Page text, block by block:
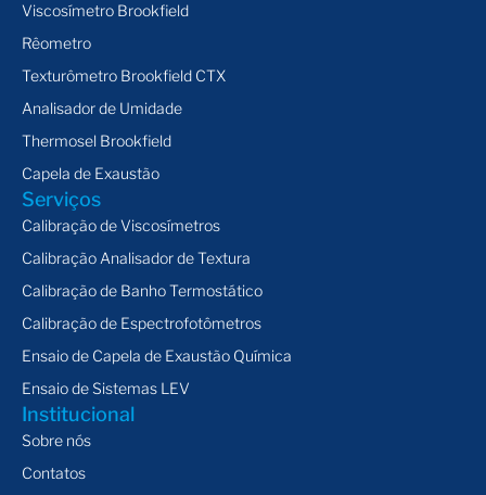
Viscosímetro Brookfield
Rêometro
Texturômetro Brookfield CTX
Analisador de Umidade
Thermosel Brookfield
Capela de Exaustão
Serviços
Calibração de Viscosímetros
Calibração Analisador de Textura
Calibração de Banho Termostático
Calibração de Espectrofotômetros
Ensaio de Capela de Exaustão Química
Ensaio de Sistemas LEV
Institucional
Sobre nós
Contatos